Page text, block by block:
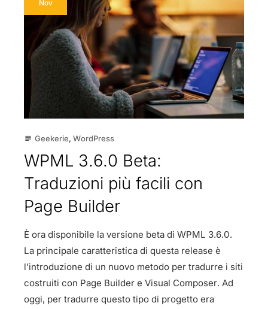
Nov
subject Geekerie, WordPress
WPML 3.6.0 Beta:
Traduzioni più facili con
Page Builder
È ora disponibile la versione beta di WPML 3.6.0.
La principale caratteristica di questa release è
l’introduzione di un nuovo metodo per tradurre i siti
costruiti con Page Builder e Visual Composer. Ad
oggi, per tradurre questo tipo di progetto era